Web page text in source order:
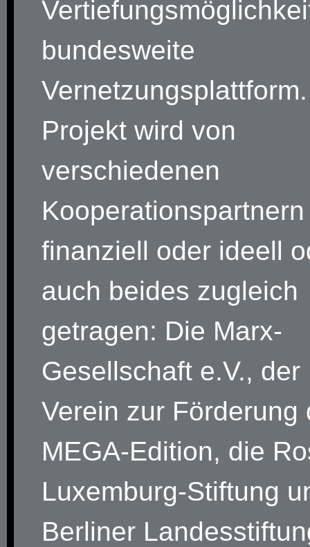
bundesweite
Projekt wird von
verschiedenen
Kooperationspartnern
finanziell oder ideell
auch beides zugleich
getragen: Die Marx-
Gesellschaft e.V., der
Verein zur Förderung
MEGA-Edition, die
Luxemburg-Stiftung
Berliner